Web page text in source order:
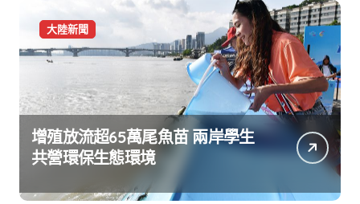
大陸新聞
增殖放流超65萬尾魚苗 兩岸學生
共營環保生態環境